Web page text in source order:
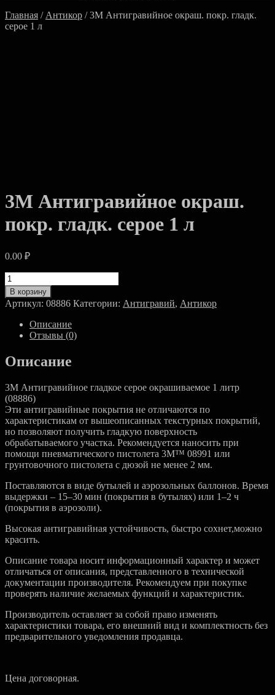
Главная / Антикор / 3M Антигравийное окраш. покр. гладк.
серое 1 л
3M Антигравийное окраш.
покр. гладк. серое 1 л
0.00 ₽
Количество
товара
3M
Антигравийное
окраш.
покр.
серое
1
В корзину
Артикул: 08886 Категории: Антигравий, Антикор
Описание
Отзывы (0)
Описание
3M Антигравийное гладкое серое окрашиваемое 1 литр
(08886)
Эти антигравийные покрытия не отличаются по
характеристикам от вышеописанных текстурных покрытий,
но позволяют получить гладкую поверхность
обрабатываемого участка. Рекомендуется наносить при
помощи пневматического пистолета 3М™ 08991 или
грунтовочного пистолета с дюзой не менее 2 мм.
Поставляются в виде бутылей и аэрозольных баллонов. Время
выдержки – 15–30 мин (покрытия в бутылях) или 1–2 ч
(покрытия в аэрозоли).
Высокая антигравийная устойчивость, быстро сохнет,можно
красить.
Описание товара носит информационный характер и может
отличаться от описания, представленного в технической
документации производителя. Рекомендуем при покупке
проверять наличие желаемых функций и характеристик.
Производитель оставляет за собой право изменять
характеристики товара, его внешний вид и комплектность без
предварительного уведомления продавца.
Цена договорная.